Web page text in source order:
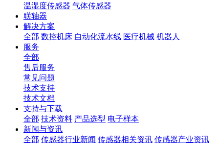
温湿度传感器 气体传感器
联轴器
解决方案
全部 数控机床 自动化流水线 医疗机械 机器人
服务
全部
售后服务
常见问题
技术支持
技术文档
支持与下载
全部 技术资料 产品选型 电子样本
新闻与资讯
全部 传感器行业新闻 传感器相关资讯 传感器产业资讯